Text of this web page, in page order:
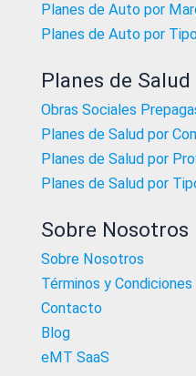
Planes de Auto por
Planes de Auto por
Planes de Salud
Obras Sociales
Planes de Salud por
Planes de Salud por
Planes de Salud por
Sobre Nosotros
Sobre Nosotros
Términos y Condiciones
Contacto
Blog
eMT SaaS